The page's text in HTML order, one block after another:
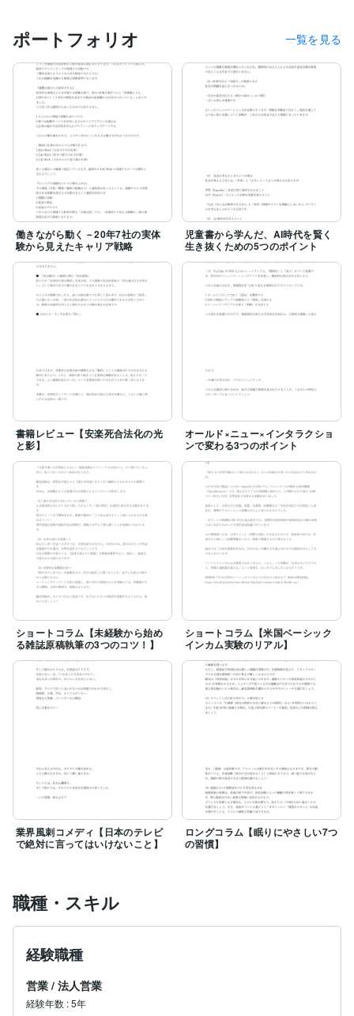
ポートフォリオ 一覧を見る
働きながら動く－20年7社の実体
験から見えたキャリア戦略
児童書から学んだ、AI時代を賢く
生き抜くための5つのポイント
書籍レビュー【安楽死合法化の光
と影】
オールド×ニュー×インタラクショ
ンで変わる3つのポイント
ショートコラム【未経験から始め
る雑誌原稿執筆の3つのコツ！】
ショートコラム【米国ベーシック
インカム実験のリアル】
業界風刺コメディ【日本のテレビ
で絶対に言ってはいけないこと】
ロングコラム【眠りにやさしい7つ
の習慣】
職種・スキル
経験職種
営業 / 法人営業
経験年数 :5年